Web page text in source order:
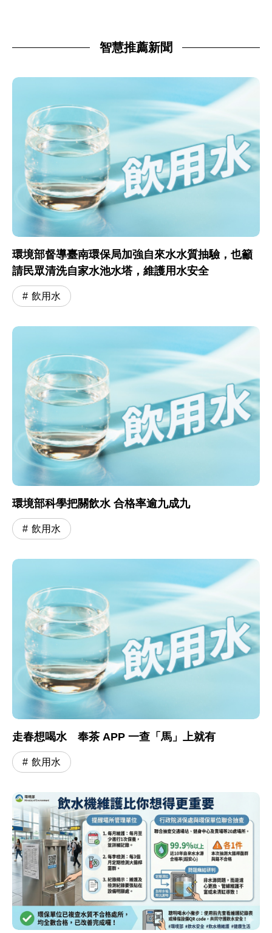
智慧推薦新聞
環境部督導臺南環保局加強自來水水質抽驗，也籲
請民眾清洗自家水池水塔，維護用水安全
飲用水
環境部科學把關飲水 合格率逾九成九
飲用水
走春想喝水 奉茶 APP 一查「馬」上就有
飲用水